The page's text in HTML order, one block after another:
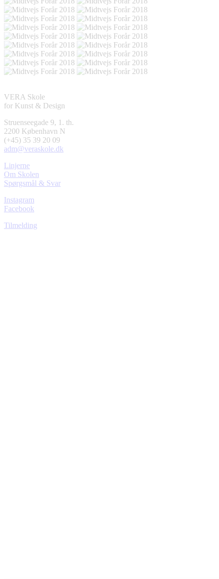
VERA Skole
for Kunst & Design
Struenseegade 9, 1. th.
2200 København N
(+45) 35 39 20 09
adm@veraskole.dk
Linjerne
Om Skolen
Spørgsmål & Svar
Instagram
Facebook
Tilmelding